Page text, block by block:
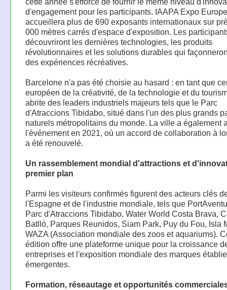
d'engagement pour les participants. IAAPA Expo
accueillera plus de 690 exposants internationaux sur
000 mètres carrés d'espace d'exposition. Les
découvriront les dernières technologies, les produits
révolutionnaires et les solutions durables qui
des expériences récréatives.
Barcelone n'a pas été choisie au hasard : en tant que
européen de la créativité, de la technologie et du
abrite des leaders industriels majeurs tels que le Parc
d'Atraccions Tibidabo, situé dans l'un des plus grands
naturels métropolitains du monde. La ville a également
l'événement en 2021, où un accord de collaboration à
a été renouvelé.
Un rassemblement mondial d'attractions et
premier plan
Parmi les visiteurs confirmés figurent des acteurs clés
l'Espagne et de l'industrie mondiale, tels que
Parc d'Atraccions Tibidabo, Water World Costa Brava,
Batlló, Parques Reunidos, Siam Park, Puy du Fou, Isla
WAZA (Association mondiale des zoos et aquariums).
édition offre une plateforme unique pour la croissance
entreprises et l'exposition mondiale des marques
émergentes.
Formation, réseautage et opportunités